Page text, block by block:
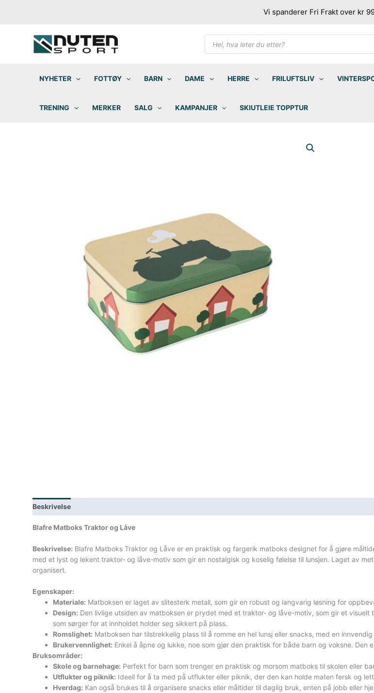
Vi spanderer Fri Frakt over kr
Products
search
NYHETER FOTTØY BARN DAME HERRE FRILUFTSLIV
TRENING MERKER SALG KAMPANJER SKIUTLEIE TOPPTUR
Beskrivelse
Blafre Matboks Traktor og Låve
Beskrivelse: Blafre Matboks Traktor og Låve er en praktisk og fargerik matboks designet for å gjøre
med et lyst og lekent traktor- og låve-motiv som gir en nostalgisk og koselig følelse til lunsjen. Laget av
organisert.
Egenskaper:
Materiale: Matboksen er laget av slitesterk metall, som gir en robust og langvarig løsning for
Design: Den livlige utsiden av matboksen er prydet med et traktor- og låve-motiv, som gir et
som sørger for at innholdet holder seg sikkert på plass.
Romslighet: Matboksen har tilstrekkelig plass til å romme en hel lunsj eller snacks, med en
Brukervennlighet: Enkel å åpne og lukke, noe som gjør den praktisk for både barn og voksne.
Bruksområder:
Skole og barnehage: Perfekt for barn som trenger en praktisk og morsom matboks til skolen eller
Utflukter og piknik: Ideell for å ta med på utflukter eller piknik, der den kan holde maten fersk og
Hverdag: Kan også brukes til å organisere snacks eller måltider til daglig bruk, enten på jobb eller